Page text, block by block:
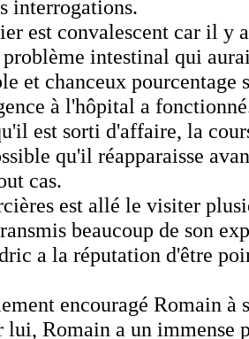
interrogations.
est convalescent car il y
problème intestinal qui
et chanceux pourcentage
à l'hôpital a
est sorti d'affaire, la
qu'il réapparaisse
cas.
est allé le visiter
beaucoup de son
a la réputation d'être
encouragé Romain à
lui, Romain a un immense